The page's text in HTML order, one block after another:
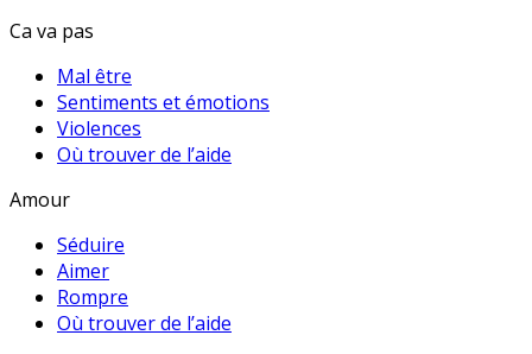
Ca va pas
Mal être
Sentiments et émotions
Violences
Où trouver de l’aide
Amour
Séduire
Aimer
Rompre
Où trouver de l’aide